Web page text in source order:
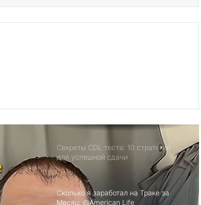
Секреты CDL теста: 10 стратегий
для успешной сдачи
Сколько я заработал на Траке за
Месяц: @American Life